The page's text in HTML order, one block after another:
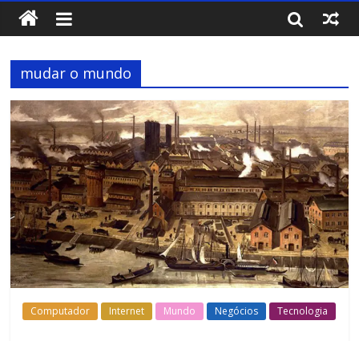
mudar o mundo
Computador Internet Mundo Negócios Tecnologia